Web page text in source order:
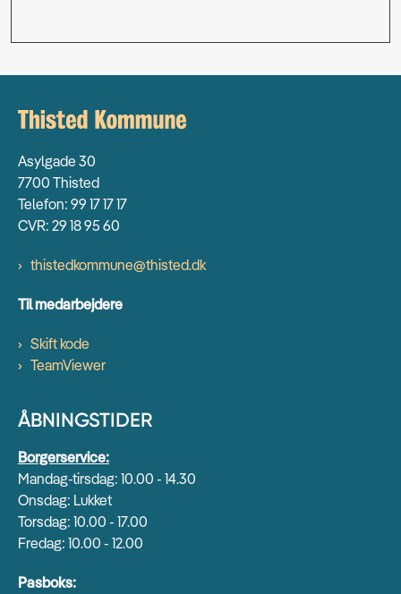
Asylgade 30
7700 Thisted
Telefon: 99 17 17 17
CVR: 29 18 95 60
thistedkommune@thisted.dk
Til medarbejdere
Skift kode
TeamViewer
ÅBNINGSTIDER
Borgerservice:
Mandag-tirsdag: 10.00 - 14.30
Onsdag: Lukket
Torsdag: 10.00 - 17.00
Fredag: 10.00 - 12.00
Pasboks: